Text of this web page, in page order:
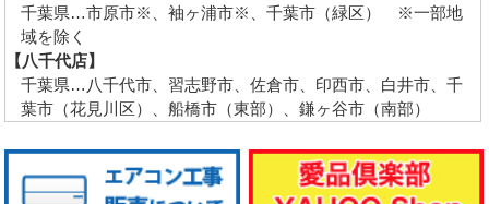
千葉県…市原市※、袖ヶ浦市※、千葉市（緑区） ※一部地
域を除く
【八千代店】
千葉県…八千代市、習志野市、佐倉市、印西市、白井市、千
葉市（花見川区）、船橋市（東部）、鎌ヶ谷市（南部）